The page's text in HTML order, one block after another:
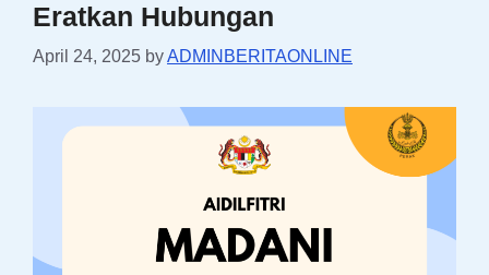
Eratkan Hubungan
April 24, 2025 byADMINBERITAONLINE